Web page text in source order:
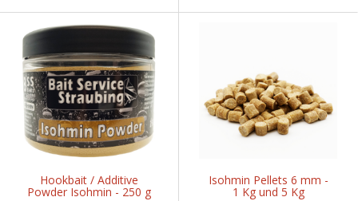
Hookbait / Additive
Powder Isohmin - 250 g
Isohmin Pellets 6 mm -
1 Kg und 5 Kg